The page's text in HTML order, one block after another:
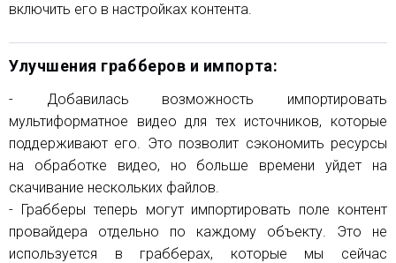
включить его в настройках контента.
Улучшения грабберов и импорта:
- Добавилась возможность импортировать
мультиформатное видео для тех источников, которые
поддерживают его. Это позволит сэкономить ресурсы
на обработке видео, но больше времени уйдет на
скачивание нескольких файлов.
- Грабберы теперь могут импортировать поле контент
провайдера отдельно по каждому объекту. Это не
используется в грабберах, которые мы сейчас